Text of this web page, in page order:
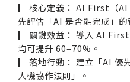
▎ 核心定義： AI First（AI
先評估「AI 是否能完成」的
▎ 關鍵效益： 導入 AI First
均可提升 60–70%。
▎ 落地行動： 建立「AI 優
人機協作法則」。